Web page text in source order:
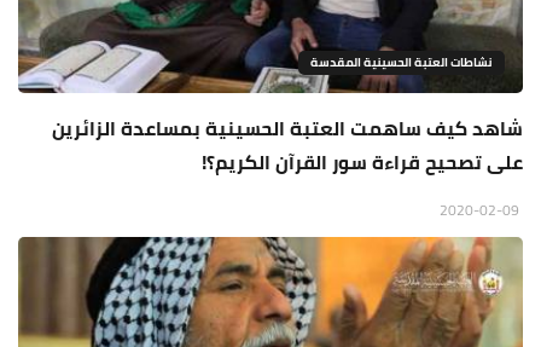
نشاطات العتبة الحسينية المقدسة
شاهد كيف ساهمت العتبة الحسينية بمساعدة الزائرين
على تصحيح قراءة سور القرآن الكريم؟!